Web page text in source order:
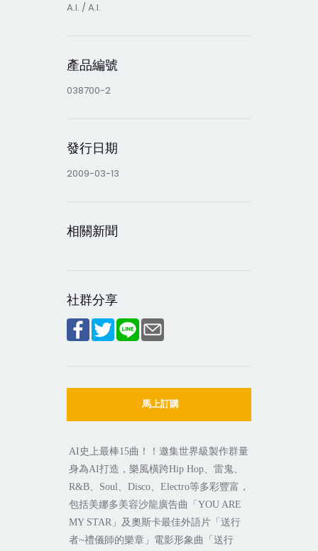
A.I. / A.I.
產品編號
038700-2
發行日期
2009-03-13
相關新聞
社群分享
馬上訂購
AI史上最棒15曲！！邀集世界級製作群量
身為AI打造，樂風橫跨Hip Hop、雷鬼、
R&B、 Soul Disco、 Electro等多彩豐富，
包括美娜多美容沙龍廣告曲「 YOU ARE
MY STAR 」及奧斯卡最佳外語片「送行
者~禮儀師的樂章」電影形象曲「送行